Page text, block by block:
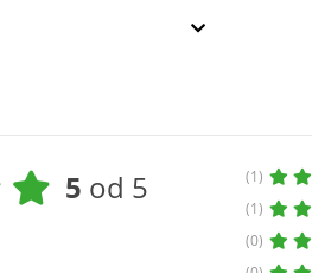
5 od 5
(1)
(1)
(0)